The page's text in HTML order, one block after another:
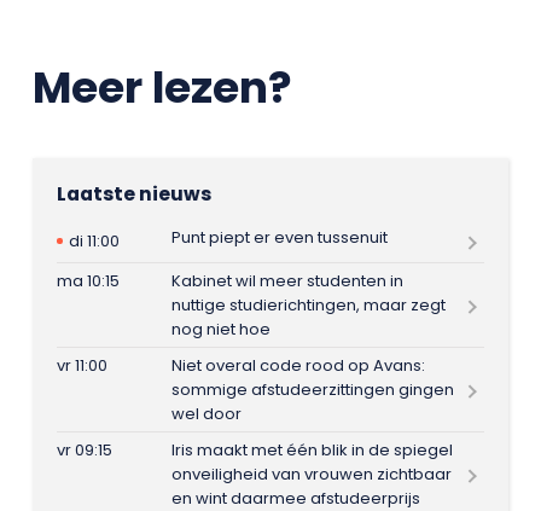
Meer lezen?
Laatste nieuws
di 11:00
Punt piept er even tussenuit
ma 10:15
Kabinet wil meer studenten in
nuttige studierichtingen, maar zegt
nog niet hoe
vr 11:00
Niet overal code rood op Avans:
sommige afstudeerzittingen gingen
wel door
vr 09:15
Iris maakt met één blik in de spiegel
onveiligheid van vrouwen zichtbaar
en wint daarmee afstudeerprijs